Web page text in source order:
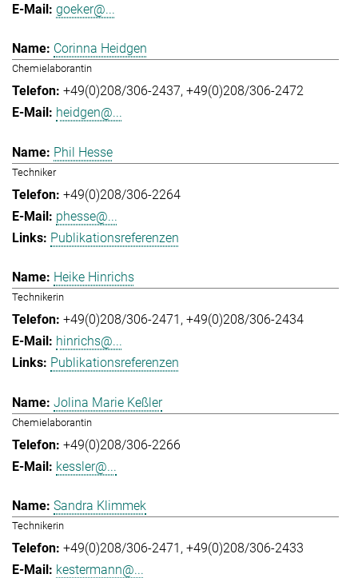
goeker@...
Corinna Heidgen
Chemielaborantin
+49(0)208/306-2437 +49(0)208/306-2472
heidgen@...
Phil Hesse
Techniker
+49(0)208/306-2264
phesse@...
Publikationsreferenzen
Heike Hinrichs
Technikerin
+49(0)208/306-2471 +49(0)208/306-2434
hinrichs@...
Publikationsreferenzen
Jolina Marie Keßler
Chemielaborantin
+49(0)208/306-2266
kessler@...
Sandra Klimmek
Technikerin
+49(0)208/306-2471 +49(0)208/306-2433
kestermann@...